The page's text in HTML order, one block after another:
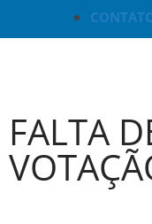
FALTA